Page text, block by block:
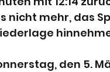
nicht mehr, das
den 5.